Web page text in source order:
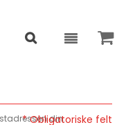
din.